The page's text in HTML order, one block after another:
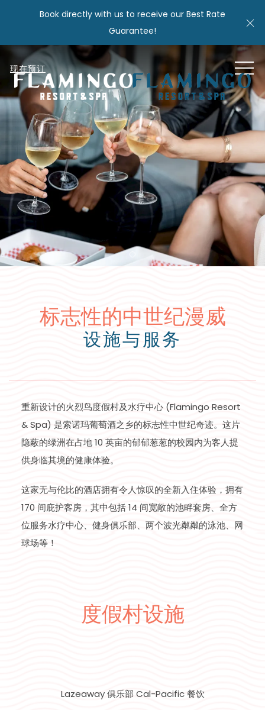
Book directly with us to receive our Best Rate
Guarantee!
现在预订
Item 1
标志性的中世纪漫威
设施与服务
重新设计的火烈鸟度假村及水疗中心 (Flamingo Resort
& Spa) 是索诺玛葡萄酒之乡的标志性中世纪奇迹。这片
隐蔽的绿洲在占地 10 英亩的郁郁葱葱的校园内为客人提
供身临其境的健康体验。
这家无与伦比的酒店拥有令人惊叹的全新入住体验，拥有
170 间庇护客房，其中包括 14 间宽敞的池畔套房、全方
位服务水疗中心、健身俱乐部、两个波光粼粼的泳池、网
球场等！
度假村设施
Lazeaway 俱乐部 Cal-Pacific 餐饮